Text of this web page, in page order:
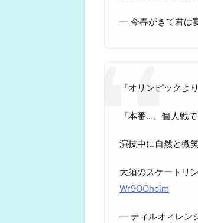
— 今春がきて君は
『オリンピックよ
『本番…、個人戦
演技中に自然と微
大須のスケートリ
Wr9OOhcim
— ティルオィレン